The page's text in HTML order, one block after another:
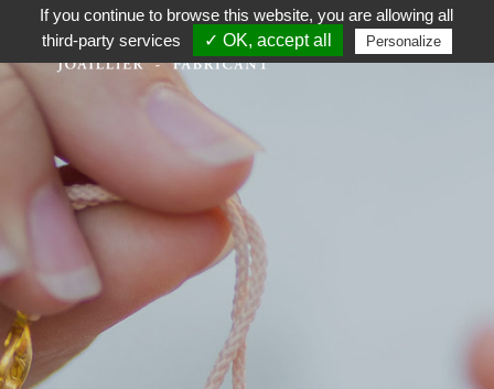
If you continue to browse this website, you are allowing all
third-party services
✓ OK, accept all Personalize